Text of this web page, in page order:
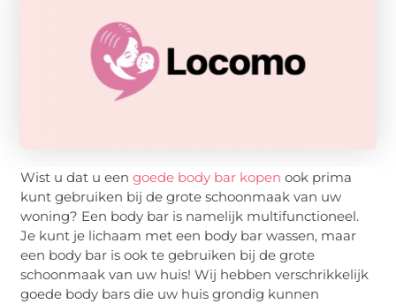
Wist u dat u eengoede body bar kopen ook prima
kunt gebruiken bij de grote schoonmaak van uw
woning? Een body bar is namelijk multifunctioneel.
Je kunt je lichaam met een body bar wassen, maar
een body bar is ook te gebruiken bij de grote
schoonmaak van uw huis! Wij hebben verschrikkelijk
goede body bars die uw huis grondig kunnen